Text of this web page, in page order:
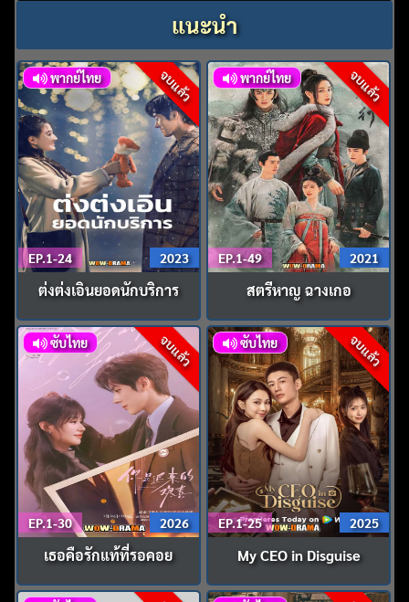
แนะนำ
จบแล้ว
พากย์ไทย
EP.1-24 2023
ต่งต่งเอินยอดนักบริการ
จบแล้ว
พากย์ไทย
EP.1-49 2021
สตรีหาญ ฉางเกอ
จบแล้ว
ซับไทย
EP.1-30 2026
เธอคือรักแท้ที่รอคอย
จบแล้ว
ซับไทย
EP.1-25 2025
My CEO in Disguise